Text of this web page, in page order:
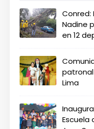
Conred:
Nadine
en 12
patronal
Lima
Escuela